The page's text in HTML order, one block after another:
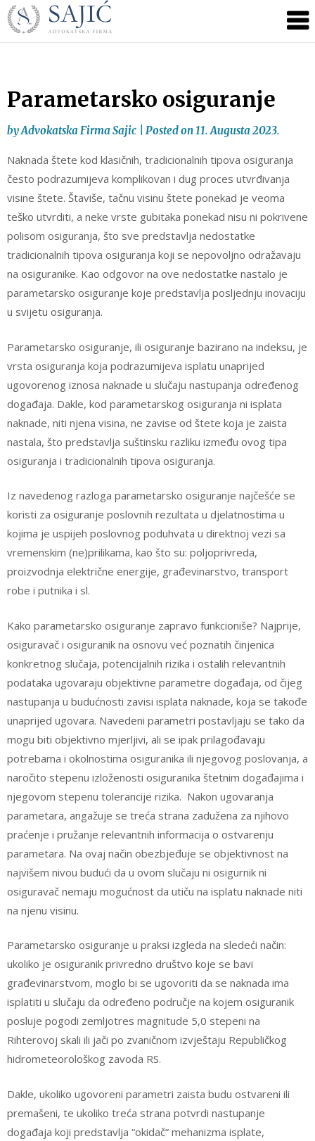
Skip
to
content
Advokatska
Sajić
|
Banja
Luka
Parametarsko osiguranje
byAdvokatska Firma Sajic Posted on11. Augusta 2023.
Naknada štete kod klasičnih, tradicionalnih tipova osiguranja
često podrazumijeva komplikovan i dug proces utvrđivanja
visine štete. Štaviše, tačnu visinu štete ponekad je veoma
teško utvrditi, a neke vrste gubitaka ponekad nisu ni pokrivene
polisom osiguranja, što sve predstavlja nedostatke
tradicionalnih tipova osiguranja koji se nepovoljno odražavaju
na osiguranike. Kao odgovor na ove nedostatke nastalo je
parametarsko osiguranje koje predstavlja posljednju inovaciju
u svijetu osiguranja.
Parametarsko osiguranje, ili osiguranje bazirano na indeksu, je
vrsta osiguranja koja podrazumijeva isplatu unaprijed
ugovorenog iznosa naknade u slučaju nastupanja određenog
događaja. Dakle, kod parametarskog osiguranja ni isplata
naknade, niti njena visina, ne zavise od štete koja je zaista
nastala, što predstavlja suštinsku razliku između ovog tipa
osiguranja i tradicionalnih tipova osiguranja.
Iz navedenog razloga parametarsko osiguranje najčešće se
koristi za osiguranje poslovnih rezultata u djelatnostima u
kojima je uspijeh poslovnog poduhvata u direktnoj vezi sa
vremenskim (ne)prilikama, kao što su: poljoprivreda,
proizvodnja električne energije, građevinarstvo, transport
robe i putnika i sl.
Kako parametarsko osiguranje zapravo funkcioniše? Najprije,
osiguravač i osiguranik na osnovu već poznatih činjenica
konkretnog slučaja, potencijalnih rizika i ostalih relevantnih
podataka ugovaraju objektivne parametre događaja, od čijeg
nastupanja u budućnosti zavisi isplata naknade, koja se takođe
unaprijed ugovara. Navedeni parametri postavljaju se tako da
mogu biti objektivno mjerljivi, ali se ipak prilagođavaju
potrebama i okolnostima osiguranika ili njegovog poslovanja, a
naročito stepenu izloženosti osiguranika štetnim događajima i
njegovom stepenu tolerancije rizika. Nakon ugovaranja
parametara, angažuje se treća strana zadužena za njihovo
praćenje i pružanje relevantnih informacija o ostvarenju
parametara. Na ovaj način obezbjeđuje se objektivnost na
najvišem nivou budući da u ovom slučaju ni osigurnik ni
osiguravač nemaju mogućnost da utiču na isplatu naknade niti
na njenu visinu.
Parametarsko osiguranje u praksi izgleda na sledeći način:
ukoliko je osiguranik privredno društvo koje se bavi
građevinarstvom, moglo bi se ugovoriti da se naknada ima
isplatiti u slučaju da određeno područje na kojem osiguranik
posluje pogodi zemljotres magnitude 5,0 stepeni na
Rihterovoj skali ili jači po zvaničnom izvještaju Republičkog
hidrometeorološkog zavoda RS.
Dakle, ukoliko ugovoreni parametri zaista budu ostvareni ili
premašeni, te ukoliko treća strana potvrdi nastupanje
događaja koji predstavlja “okidač” mehanizma isplate,